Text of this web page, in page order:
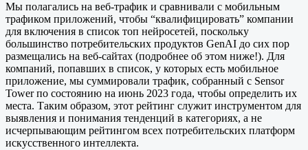
Мы полагались на веб-трафик и сравнивали с мобильным
трафиком приложений, чтобы “квалифицировать” компании
для включения в список топ нейросетей, поскольку
большинство потребительских продуктов GenAI до сих пор
размещались на веб-сайтах (подробнее об этом ниже!). Для
компаний, попавших в список, у которых есть мобильное
приложение, мы суммировали трафик, собранный с Sensor
Tower по состоянию на июнь 2023 года, чтобы определить их
места. Таким образом, этот рейтинг служит инструментом для
выявления и понимания тенденций в категориях, а не
исчерпывающим рейтингом всех потребительских платформ
искусственного интеллекта.